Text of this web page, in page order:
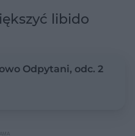
libido
Odpytani, odc. 2